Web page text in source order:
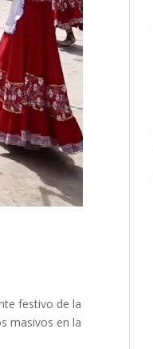
festivo de la
masivos en la